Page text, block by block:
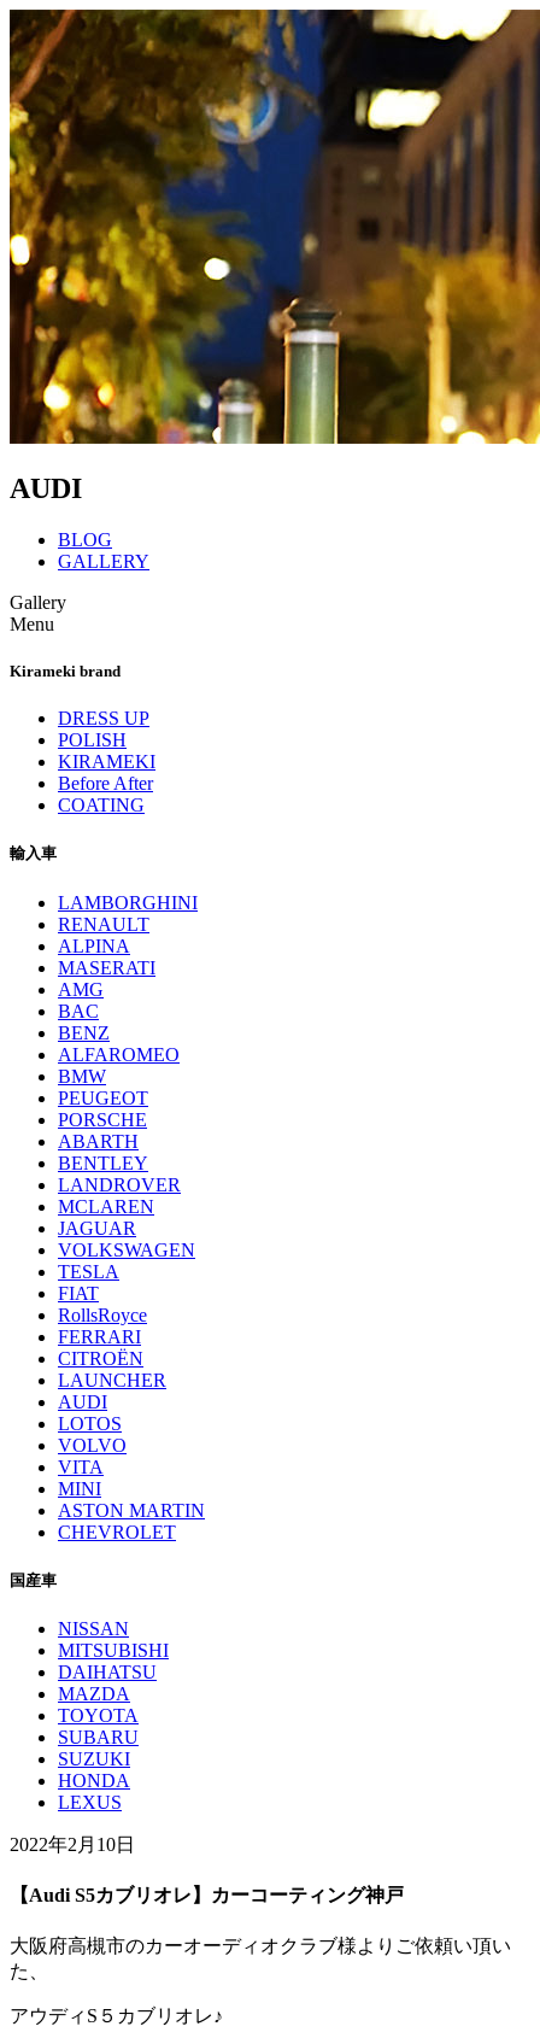
AUDI
BLOG
GALLERY
Gallery
Menu
Kirameki brand
DRESS UP
POLISH
KIRAMEKI
Before After
COATING
輸入車
LAMBORGHINI
RENAULT
ALPINA
MASERATI
AMG
BAC
BENZ
ALFAROMEO
BMW
PEUGEOT
PORSCHE
ABARTH
BENTLEY
LANDROVER
MCLAREN
JAGUAR
VOLKSWAGEN
TESLA
FIAT
RollsRoyce
FERRARI
CITROËN
LAUNCHER
AUDI
LOTOS
VOLVO
VITA
MINI
ASTON MARTIN
CHEVROLET
国産車
NISSAN
MITSUBISHI
DAIHATSU
MAZDA
TOYOTA
SUBARU
SUZUKI
HONDA
LEXUS
2022年2月10日
【Audi S5カブリオレ】カーコーティング神戸
大阪府高槻市のカーオーディオクラブ様よりご依頼い頂い
た、
アウディS５カブリオレ♪